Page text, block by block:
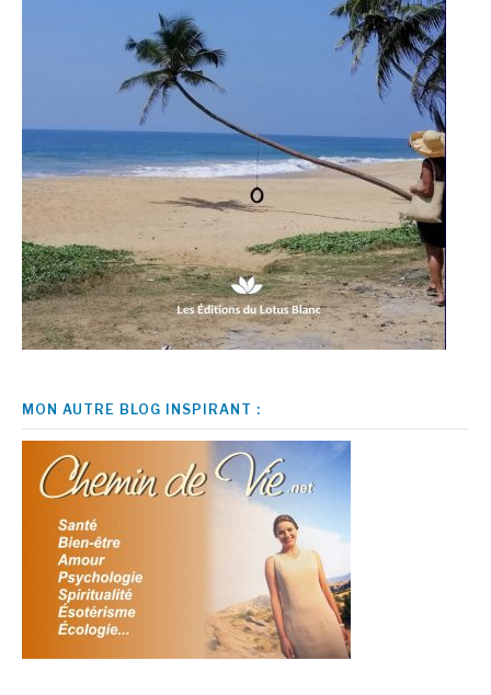
MON AUTRE BLOG INSPIRANT :